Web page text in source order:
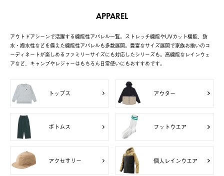
APPAREL
アウトドアシーンで活躍する機能性アパレル一覧。ストレッチ機能やUVカット機能、防
水・撥水性などを備えた機能性アパレルも多数展開。豊富なサイズ展開で家族お揃いのコ
ーディネートが楽しめるファミリーサイズにも対応したシリーズも。高機能なレインウェ
アなど、キャンプやレジャーはもちろん日常使いにもおすすめです。
トップス アウター
ボトムス フットウエア
アクセサリー 個人レインウエア